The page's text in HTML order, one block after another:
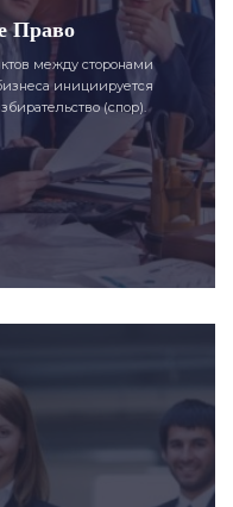
Право
между сторонами
инициируется
(спор).